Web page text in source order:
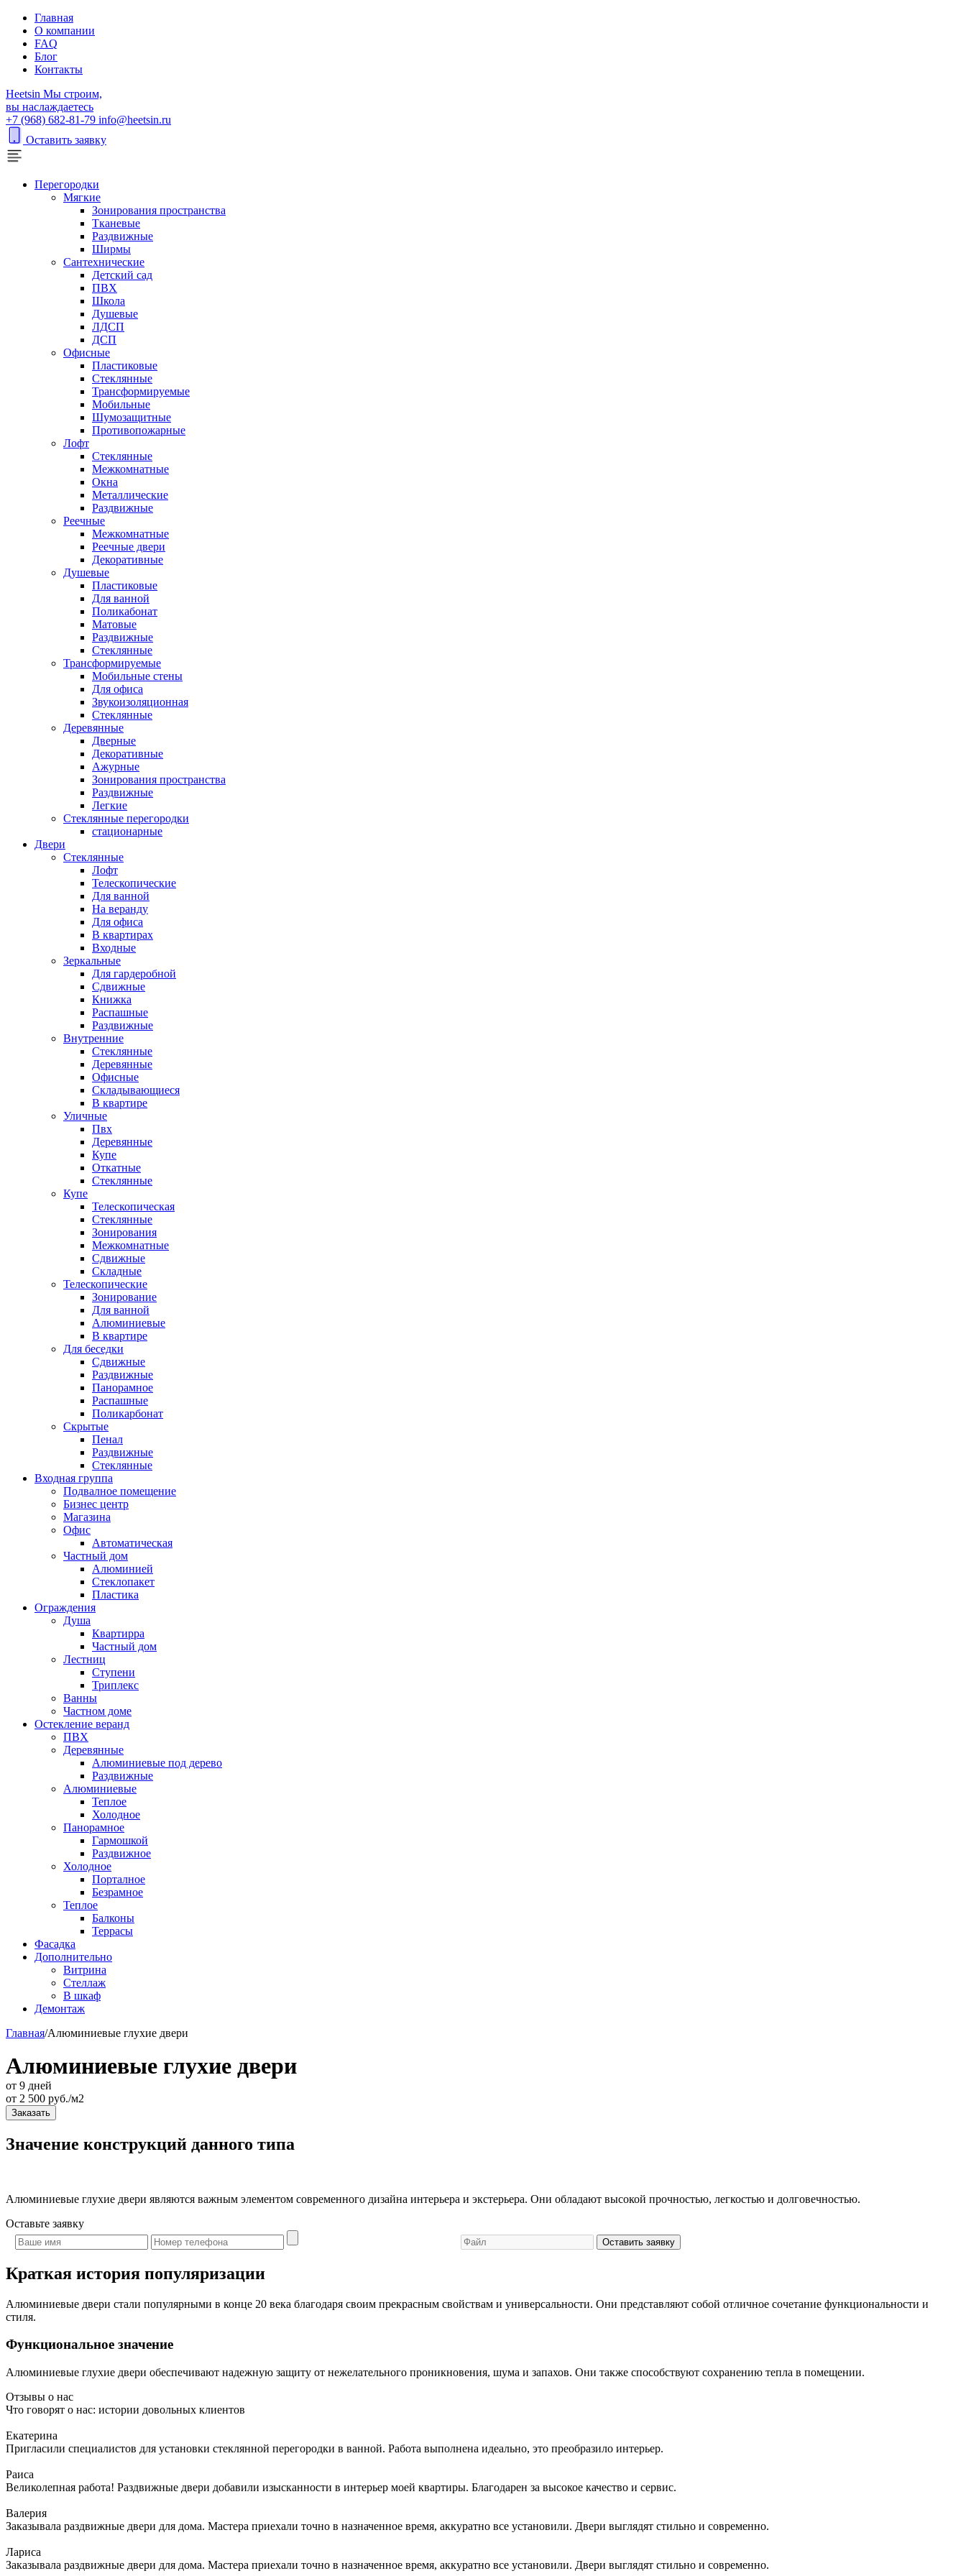
Главная
О компании
FAQ
Блог
Контакты
Heetsin Мы строим,
вы наслаждаетесь
+7 (968) 682-81-79 info@heetsin.ru
Оставить заявку
Перегородки
Мягкие
Зонирования пространства
Тканевые
Раздвижные
Ширмы
Сантехнические
Детский сад
ПВХ
Школа
Душевые
ЛДСП
ДСП
Офисные
Пластиковые
Стеклянные
Трансформируемые
Мобильные
Шумозащитные
Противопожарные
Лофт
Стеклянные
Межкомнатные
Окна
Металлические
Раздвижные
Реечные
Межкомнатные
Реечные двери
Декоративные
Душевые
Пластиковые
Для ванной
Поликабонат
Матовые
Раздвижные
Стеклянные
Трансформируемые
Мобильные стены
Для офиса
Звукоизоляционная
Стеклянные
Деревянные
Дверные
Декоративные
Ажурные
Зонирования пространства
Раздвижные
Легкие
Стеклянные перегородки
стационарные
Двери
Стеклянные
Лофт
Телескопические
Для ванной
На веранду
Для офиса
В квартирах
Входные
Зеркальные
Для гардеробной
Сдвижные
Книжка
Распашные
Раздвижные
Внутренние
Стеклянные
Деревянные
Офисные
Складывающиеся
В квартире
Уличные
Пвх
Деревянные
Купе
Откатные
Стеклянные
Купе
Телескопическая
Стеклянные
Зонирования
Межкомнатные
Сдвижные
Складные
Телескопические
Зонирование
Для ванной
Алюминиевые
В квартире
Для беседки
Сдвижные
Раздвижные
Панорамное
Распашные
Поликарбонат
Скрытые
Пенал
Раздвижные
Стеклянные
Входная группа
Подвалное помещение
Бизнес центр
Магазина
Офис
Автоматическая
Частный дом
Алюминией
Стеклопакет
Пластика
Ограждения
Душа
Квартирра
Частный дом
Лестниц
Ступени
Триплекс
Ванны
Частном доме
Остекление веранд
ПВХ
Деревянные
Алюминиевые под дерево
Раздвижные
Алюминиевые
Теплое
Холодное
Панорамное
Гармошкой
Раздвижное
Холодное
Порталное
Безрамное
Теплое
Балконы
Террасы
Фасадка
Дополнительно
Витрина
Стеллаж
В шкаф
Демонтаж
Главная/Алюминиевые глухие двери
Алюминиевые глухие двери
от 9 дней
от 2 500 руб./м2
Заказать
Значение конструкций данного типа
Алюминиевые глухие двери являются важным элементом современного дизайна интерьера и экстерьера. Они обладают высокой прочностью, легкостью и долговечностью.
Оставьте заявку
Оставить заявку
Краткая история популяризации
Алюминиевые двери стали популярными в конце 20 века благодаря своим прекрасным свойствам и универсальности. Они представляют собой отличное сочетание функциональности и
стиля.
Функциональное значение
Алюминиевые глухие двери обеспечивают надежную защиту от нежелательного проникновения, шума и запахов. Они также способствуют сохранению тепла в помещении.
Отзывы о нас
Что говорят о нас: истории довольных клиентов
Екатерина
Пригласили специалистов для установки стеклянной перегородки в ванной. Работа выполнена идеально, это преобразило интерьер.
Раиса
Великолепная работа! Раздвижные двери добавили изысканности в интерьер моей квартиры. Благодарен за высокое качество и сервис.
Валерия
Заказывала раздвижные двери для дома. Мастера приехали точно в назначенное время, аккуратно все установили. Двери выглядят стильно и современно.
Лариса
Заказывала раздвижные двери для дома. Мастера приехали точно в назначенное время, аккуратно все установили. Двери выглядят стильно и современно.